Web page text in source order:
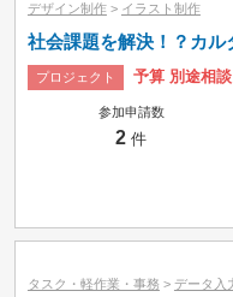
デザイン制作 > イラスト制作
社会課題を解決！？カ
プロジェクト 予算 別途相談
参加申請数
2 件
タスク・軽作業・事務 > データ入